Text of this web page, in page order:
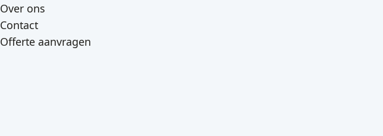
Over ons
Contact
Offerte aanvragen